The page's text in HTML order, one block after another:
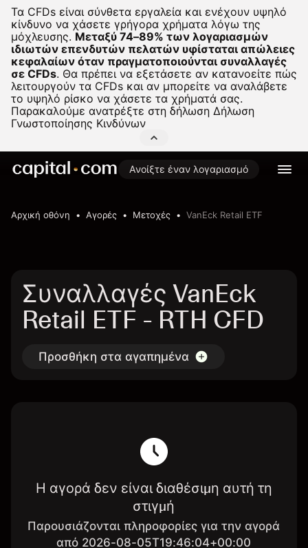
Τα CFDs είναι σύνθετα εργαλεία και ενέχουν υψηλό
κίνδυνο να χάσετε γρήγορα χρήματα λόγω της
μόχλευσης. Μεταξύ 74–89% των λογαριασμών
ιδιωτών επενδυτών πελατών υφίσταται απώλειες
κεφαλαίων όταν πραγματοποιούνται συναλλαγές
σε CFDs. Θα πρέπει να εξετάσετε αν κατανοείτε πώς
λειτουργούν τα CFDs και αν μπορείτε να αναλάβετε
το υψηλό ρίσκο να χάσετε τα χρήματά σας.
Παρακαλούμε ανατρέξτε στη δήλωση Δήλωση
Γνωστοποίησης Κινδύνων
Ανοίξτε έναν λογαριασμό
Αρχική οθόνη Αγορές Μετοχές VanEck Retail ETF
Συναλλαγές VanEck
Retail ETF - RTH CFD
Προσθήκη στα αγαπημένα
Η αγορά δεν είναι διαθέσιμη αυτή τη
στιγμή
Παρουσιάζονται πληροφορίες για την αγορά
από 2026-08-05T19:46:04+00:00